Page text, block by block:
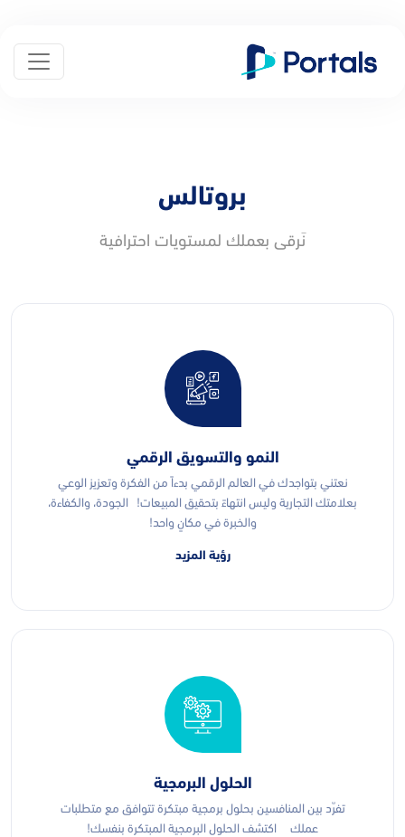
بروتالس
نَرقى بعملك لمستويات احترافية
النمو والتسويق الرقمي
نعتني بتواجدك في العالم الرقمي بدءاً من الفكرة وتعزيز الوعي
بعلامتك التجارية وليس انتهاءً بتحقيق المبيعات! الجودة، والكفاءة،
والخبرة في مكانٍ واحد!
رؤية المزيد
الحلول البرمجية
تفرّد بين المنافسين بحلول برمجية مبتكرة تتوافق مع متطلبات
عملك اكتشف الحلول البرمجية المبتكرة بنفسك!